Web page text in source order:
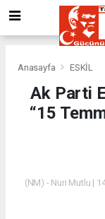
Anasayfa ESKİL
Ak Parti
“15
(NM) - Nuri Mutlu |